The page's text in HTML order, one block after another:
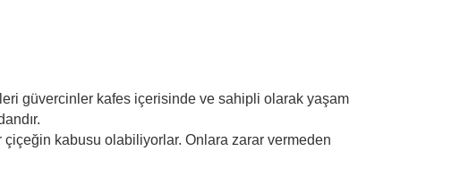
güvercinler kafes içerisinde ve sahipli olarak yaşam
kabusu olabiliyorlar. Onlara zarar vermeden